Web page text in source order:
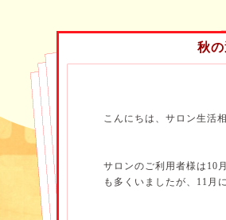
秋
こんにちは、サロン生
サロンのご利用者様は10
も多くいましたが、11月